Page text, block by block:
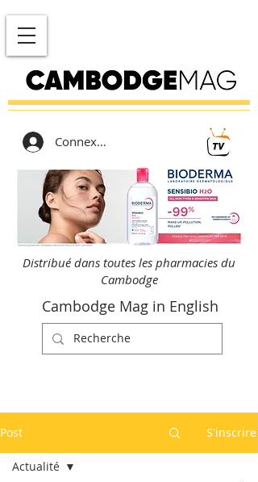
Connexion
Distribué dans toutes les pharmacies du
Cambodge
Cambodge Mag in English
Post S'inscrire
Actualité